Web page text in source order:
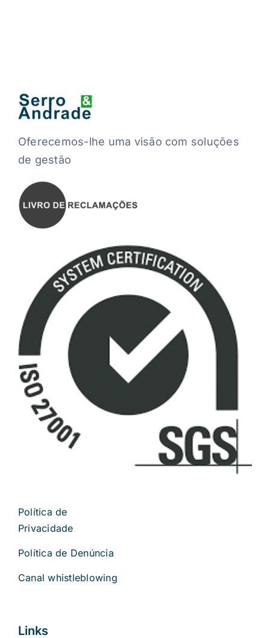
Oferecemos-lhe uma visão com soluções
de gestão
Política de
Privacidade
Política de Denúncia
Canal whistleblowing
Links